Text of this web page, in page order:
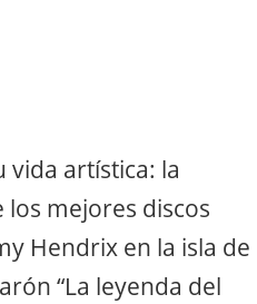
vida artística: la
mejores discos
Hendrix en la isla de
“La leyenda del